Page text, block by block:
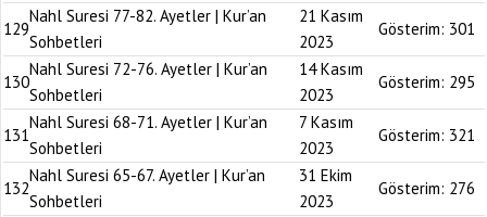
129
Nahl Suresi 77-82. Ayetler | Kur’an
Sohbetleri
21 Kasım
2023
Gösterim: 301
130
Nahl Suresi 72-76. Ayetler | Kur’an
Sohbetleri
14 Kasım
2023
Gösterim: 295
131
Nahl Suresi 68-71. Ayetler | Kur’an
Sohbetleri
7 Kasım
2023
Gösterim: 321
132
Nahl Suresi 65-67. Ayetler | Kur’an
Sohbetleri
31 Ekim
2023
Gösterim: 276